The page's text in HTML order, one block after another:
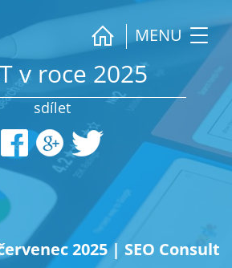
MENU
v roce 2025
sdílet
2025| SEO Consult